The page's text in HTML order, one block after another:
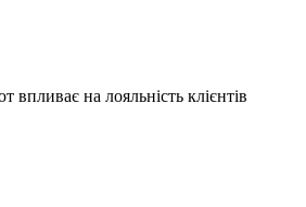
на лояльність клієнтів